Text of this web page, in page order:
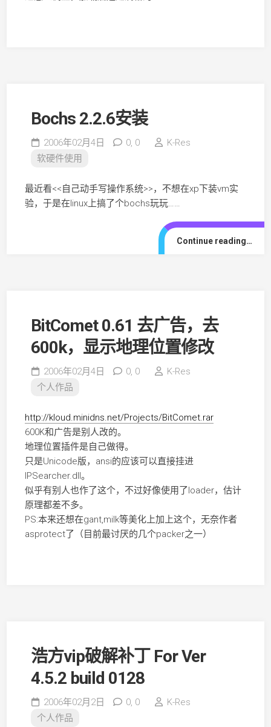
Bochs 2.2.6安装
2006年02月4日 0, 0
K-Res
软硬件使用
最近看<<自己动手写操作系统>>，不想在xp下装vm实
验，于是在linux上搞了个bochs玩玩……
Continue reading…
BitComet 0.61 去广告，去
600k，显示地理位置修改
2006年02月4日 0, 0
K-Res
个人作品
http://kloud.minidns.net/Projects/BitComet.rar
600K和广告是别人改的。
地理位置插件是自己做得。
只是Unicode版，ansi的应该可以直接挂进
IPSearcher.dll。
似乎有别人也作了这个，不过好像使用了loader，估计
原理都差不多。
PS:本来还想在gant,milk等美化上加上这个，无奈作者
asprotect了（目前最讨厌的几个packer之一）
浩方vip破解补丁 For Ver
4.5.2 build 0128
2006年02月2日 0, 0
K-Res
个人作品